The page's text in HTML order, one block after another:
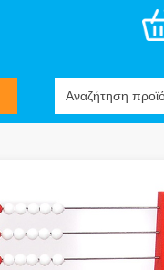
for: